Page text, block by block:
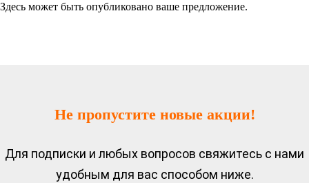
Здесь может быть опубликовано ваше предложение.
Не пропустите новые акции!
Для подписки и любых вопросов свяжитесь с нами
удобным для вас способом ниже.